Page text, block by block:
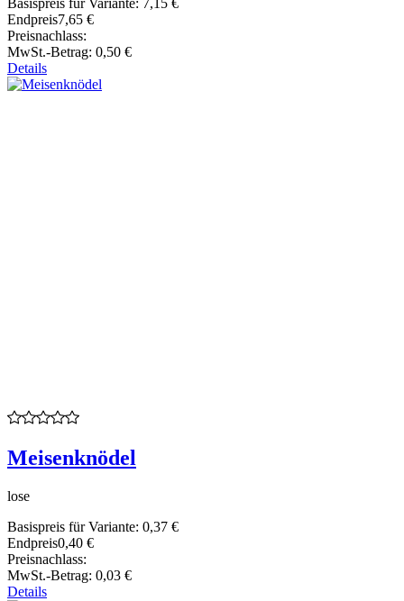
Basispreis für Variante: 7,15 €
Endpreis7,65 €
Preisnachlass:
MwSt.-Betrag: 0,50 €
Details
Meisenknödel
lose
Basispreis für Variante: 0,37 €
Endpreis0,40 €
Preisnachlass:
MwSt.-Betrag: 0,03 €
Details